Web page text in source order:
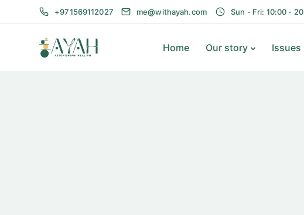
+971569112027 me@withayah.com Sun - Fri: 10:00 -
Home Our story Issues